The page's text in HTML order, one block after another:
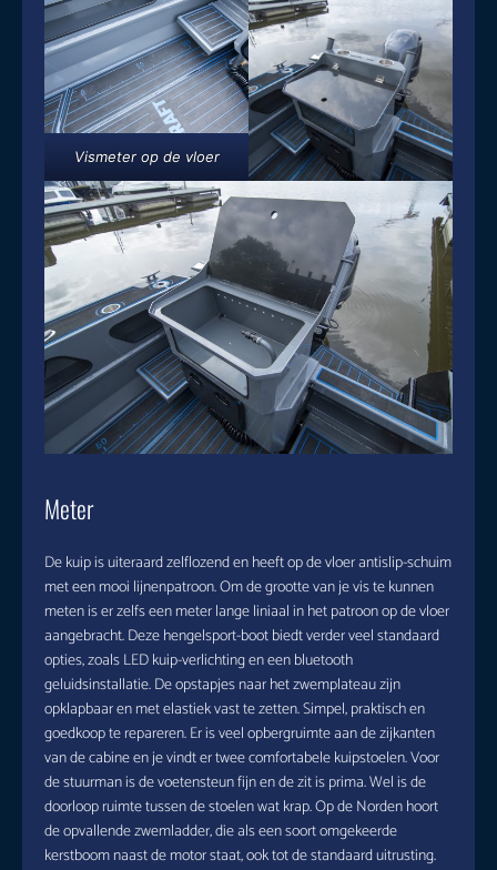
Vismeter op de vloer
Meter
De kuip is uiteraard zelflozend en heeft op de vloer antislip-schuim
met een mooi lijnenpatroon. Om de grootte van je vis te kunnen
meten is er zelfs een meter lange liniaal in het patroon op de vloer
aangebracht. Deze hengelsport-boot biedt verder veel standaard
opties, zoals LED kuip-verlichting en een bluetooth
geluidsinstallatie. De opstapjes naar het zwemplateau zijn
opklapbaar en met elastiek vast te zetten. Simpel, praktisch en
goedkoop te repareren. Er is veel opbergruimte aan de zijkanten
van de cabine en je vindt er twee comfortabele kuipstoelen. Voor
de stuurman is de voetensteun fijn en de zit is prima. Wel is de
doorloop ruimte tussen de stoelen wat krap. Op de Norden hoort
de opvallende zwemladder, die als een soort omgekeerde
kerstboom naast de motor staat, ook tot de standaard uitrusting.